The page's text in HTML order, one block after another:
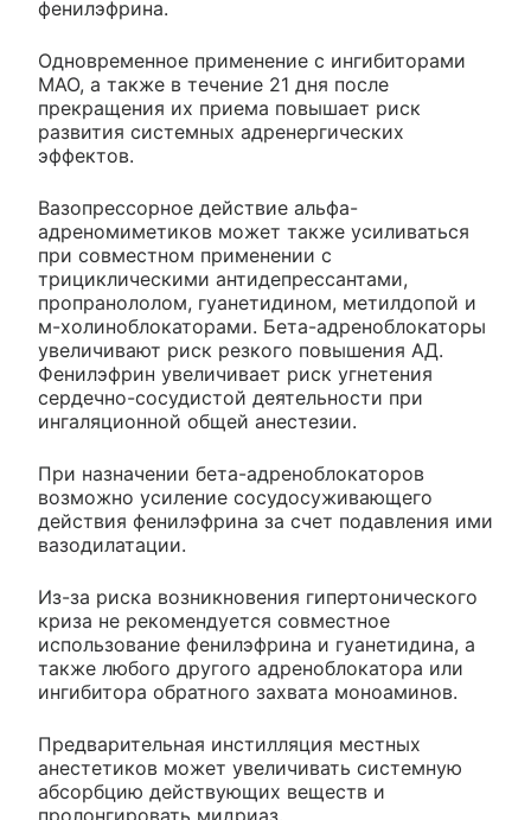
фенилэфрина.
Одновременное применение с ингибиторами
МАО, а также в течение 21 дня после
прекращения их приема повышает риск
развития системных адренергических
эффектов.
Вазопрессорное действие альфа-
адреномиметиков может также усиливаться
при совместном применении с
трициклическими антидепрессантами,
пропранололом, гуанетидином, метилдопой и
м-холиноблокаторами. Бета-адреноблокаторы
увеличивают риск резкого повышения АД.
Фенилэфрин увеличивает риск угнетения
сердечно-сосудистой деятельности при
ингаляционной общей анестезии.
При назначении бета-адреноблокаторов
возможно усиление сосудосуживающего
действия фенилэфрина за счет подавления ими
вазодилатации.
Из-за риска возникновения гипертонического
криза не рекомендуется совместное
использование фенилэфрина и гуанетидина, а
также любого другого адреноблокатора или
ингибитора обратного захвата моноаминов.
Предварительная инстилляция местных
анестетиков может увеличивать системную
абсорбцию действующих веществ и
пролонгировать мидриаз.